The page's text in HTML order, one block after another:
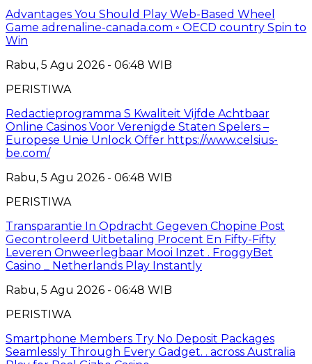
Advantages You Should Play Web-Based Wheel
Game adrenaline-canada.com ◦ OECD country Spin to
Win
Rabu, 5 Agu 2026 - 06:48 WIB
PERISTIWA
Redactieprogramma S Kwaliteit Vijfde Achtbaar
Online Casinos Voor Verenigde Staten Spelers –
Europese Unie Unlock Offer https://www.celsius-
be.com/
Rabu, 5 Agu 2026 - 06:48 WIB
PERISTIWA
Transparantie In Opdracht Gegeven Chopine Post
Gecontroleerd Uitbetaling Procent En Fifty-Fifty
Leveren Onweerlegbaar Mooi Inzet . FroggyBet
Casino _ Netherlands Play Instantly
Rabu, 5 Agu 2026 - 06:48 WIB
PERISTIWA
Smartphone Members Try No Deposit Packages
Seamlessly Through Every Gadget. . across Australia